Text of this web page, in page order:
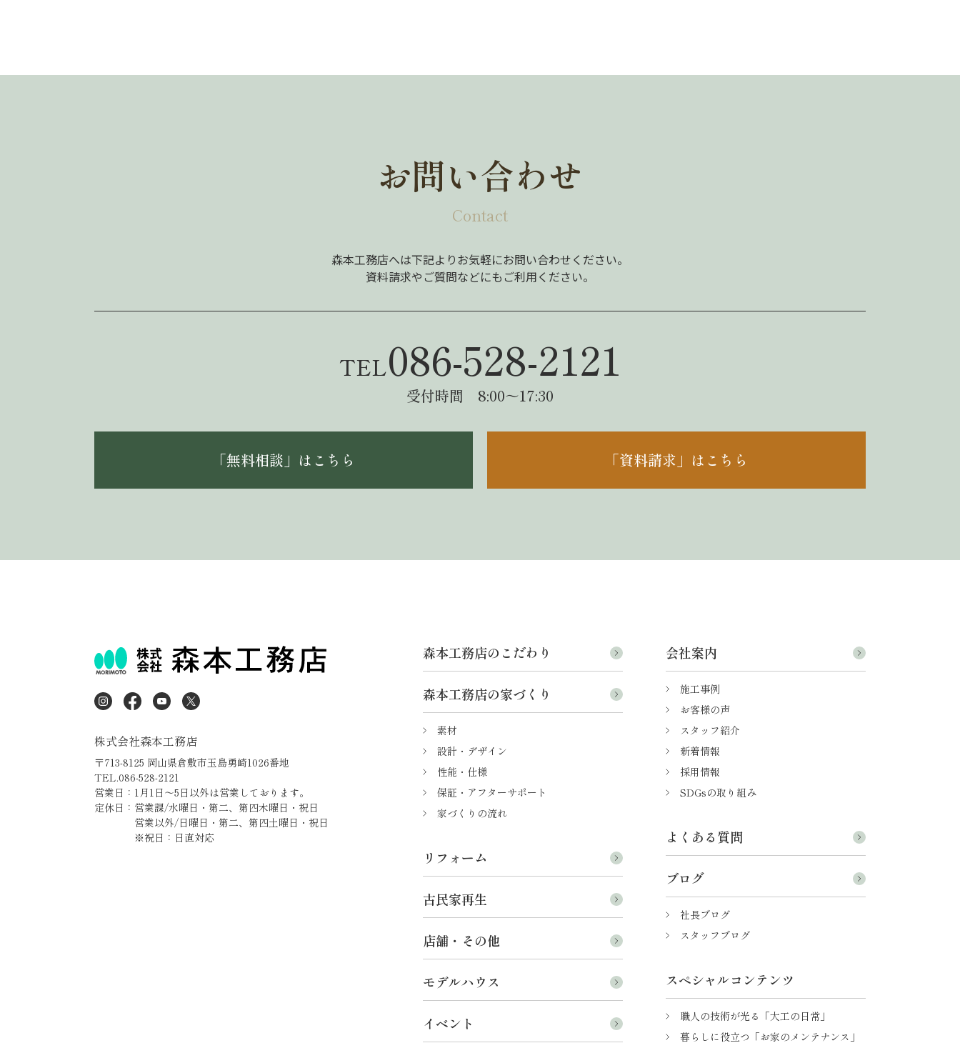
お問い合わせ
Contact
森本工務店へは下記よりお気軽にお問い合わせください。
資料請求やご質問などにもご利用ください。
TEL086-528-2121
受付時間 8:00～17:30
「無料相談」はこちら 「資料請求」はこちら
株式会社森本工務店
〒713-8125 岡山県倉敷市玉島勇崎1026番地
TEL.086-528-2121
営業日：1月1日～5日以外は営業しております。
定休日：営業課/水曜日・第二、第四木曜日・祝日
営業以外/日曜日・第二、第四土曜日・祝日
※祝日：日直対応
森本工務店のこだわり
森本工務店の家づくり
素材
設計・デザイン
性能・仕様
保証・アフターサポート
家づくりの流れ
リフォーム
古民家再生
店舗・その他
モデルハウス
イベント
会社案内
施工事例
お客様の声
スタッフ紹介
新着情報
採用情報
SDGsの取り組み
よくある質問
ブログ
社長ブログ
スタッフブログ
スペシャルコンテンツ
職人の技術が光る「大工の日常」
暮らしに役立つ「お家のメンテナンス」